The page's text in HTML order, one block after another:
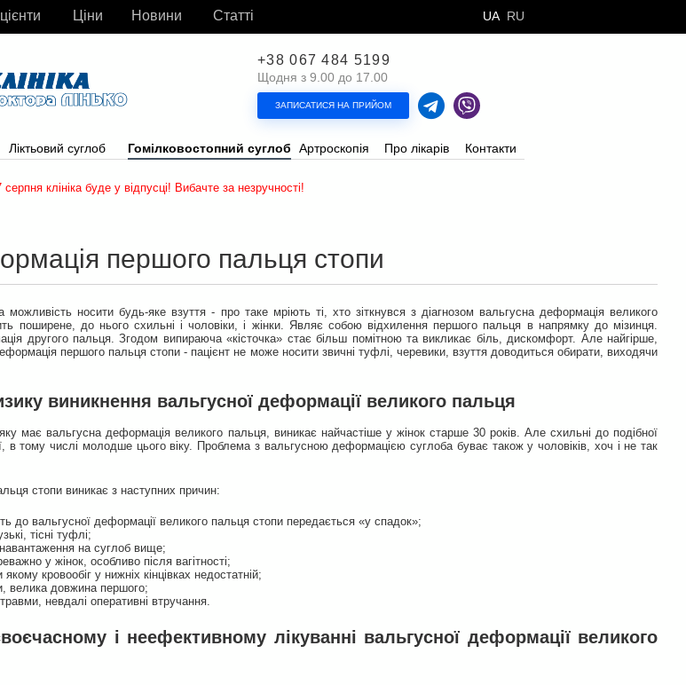
Ціни Новини Статті UA RU
+38 067 484 5199
Щодня з 9.00 до 17.00
ЗАПИСАТИСЯ НА ПРИЙОМ
Ліктьовий суглоб Гомілковостопний суглоб Артроскопія Про лікарів Контакти
клініка буде у відпусці! Вибачте за незручності!
першого пальця стопи
можливість носити будь-яке взуття - про таке мріють ті, хто зіткнувся з діагнозом вальгусна деформація великого
поширене, до нього схильні і чоловіки, і жінки. Являє собою відхилення першого пальця в напрямку до мізинця.
другого пальця. Згодом випираюча «кісточка» стає більш помітною та викликає біль, дискомфорт. Але найгірше,
першого пальця стопи - пацієнт не може носити звичні туфлі, черевики, взуття доводиться обирати, виходячи
виникнення вальгусної деформації великого пальця
має вальгусна деформація великого пальця, виникає найчастіше у жінок старше 30 років. Але схильні до подібної
в тому числі молодше цього віку. Проблема з вальгусною деформацією суглоба буває також у чоловіків, хоч і не так
стопи виникає з наступних причин:
до вальгусної деформації великого пальця стопи передається «у спадок»;
тісні туфлі;
на суглоб вище;
у жінок, особливо після вагітності;
кровообіг у нижніх кінцівках недостатній;
велика довжина першого;
невдалі оперативні втручання.
і неефективному лікуванні вальгусної деформації великого